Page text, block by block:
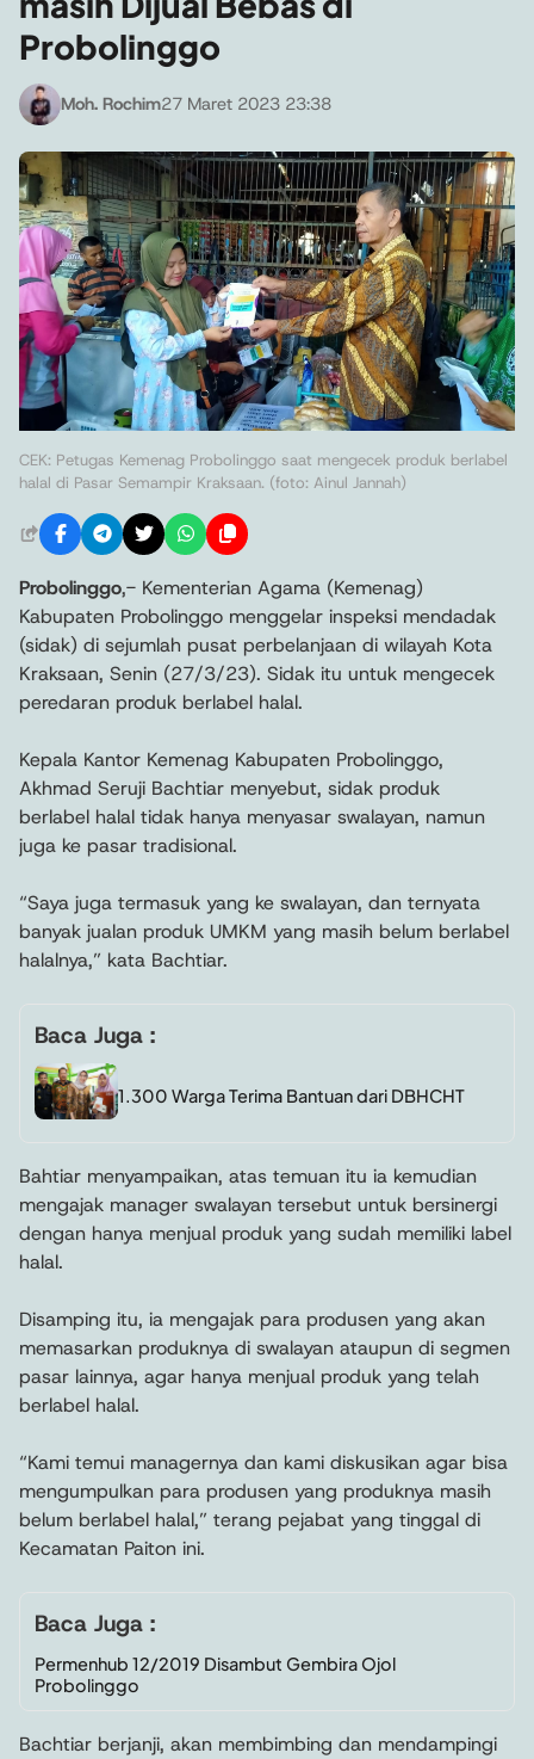
Probolinggo
Moh. Rochim27 Maret 2023 23:38
CEK: Petugas Kemenag Probolinggo saat mengecek produk berlabel
halal di Pasar Semampir Kraksaan. (foto: Ainul Jannah)
Probolinggo,- Kementerian Agama (Kemenag)
Kabupaten Probolinggo menggelar inspeksi mendadak
(sidak) di sejumlah pusat perbelanjaan di wilayah Kota
Kraksaan, Senin (27/3/23). Sidak itu untuk mengecek
peredaran produk berlabel halal.
Kepala Kantor Kemenag Kabupaten Probolinggo,
Akhmad Seruji Bachtiar menyebut, sidak produk
berlabel halal tidak hanya menyasar swalayan, namun
juga ke pasar tradisional.
“Saya juga termasuk yang ke swalayan, dan ternyata
banyak jualan produk UMKM yang masih belum berlabel
halalnya,” kata Bachtiar.
Baca Juga :
1.300 Warga Terima Bantuan dari DBHCHT
Bahtiar menyampaikan, atas temuan itu ia kemudian
mengajak manager swalayan tersebut untuk bersinergi
dengan hanya menjual produk yang sudah memiliki label
halal.
Disamping itu, ia mengajak para produsen yang akan
memasarkan produknya di swalayan ataupun di segmen
pasar lainnya, agar hanya menjual produk yang telah
berlabel halal.
“Kami temui managernya dan kami diskusikan agar bisa
mengumpulkan para produsen yang produknya masih
belum berlabel halal,” terang pejabat yang tinggal di
Kecamatan Paiton ini.
Baca Juga :
Permenhub 12/2019 Disambut Gembira Ojol
Probolinggo
Bachtiar berjanji, akan membimbing dan mendampingi